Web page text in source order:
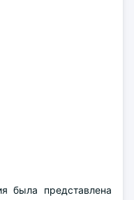
была представлена